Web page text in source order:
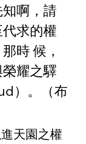
啊，請
求的權
時 候，
耀之驛
）。（布
天園之權